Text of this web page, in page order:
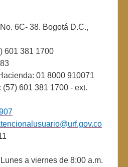
6C- 38. Bogotá D.C.,
601 381 1700
01 8000 910071
601 381 1700 - ext.
a viernes de 8:00 a.m.